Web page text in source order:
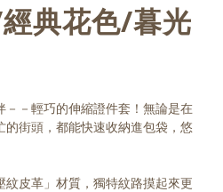
｜任選2件95折！
典花色/暮光
－輕巧的伸縮證件套！無論是在
街頭，都能快速收納進包袋，悠
皮革」材質，獨特紋路摸起來更